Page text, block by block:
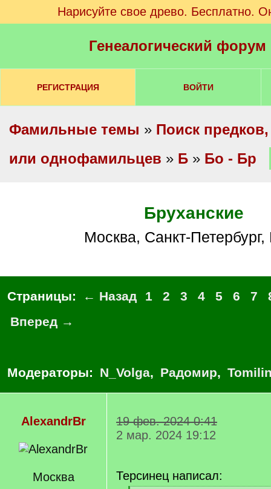
Нарисуйте свое древо. Бесплатно.
Генеалогический
РЕГИСТРАЦИЯ ВОЙТИ
Фамильные темы » Поиск
или однофамильцев » Б » Бо - Бр
Бруханские
Москва, Санкт-
Страницы: ← Назад 1 2 3 4 5 6 7
Вперед →
Модераторы: N_Volga, Радомир,
AlexandrBr
Москва
19 фев. 2024 0:41
2 мар. 2024 19:12
Терсинец написал: